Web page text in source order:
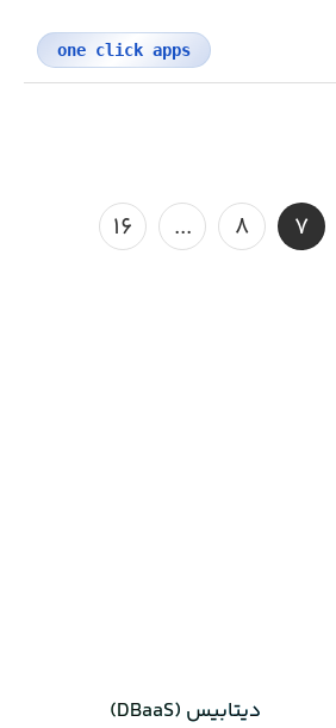
one click apps
۷ ۸ ... ۱۶
دیتابیس‌ (DBaaS)